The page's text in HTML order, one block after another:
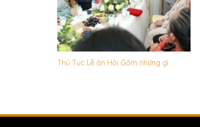
Thủ Tục Lễ ăn Hỏi Gồm những gì